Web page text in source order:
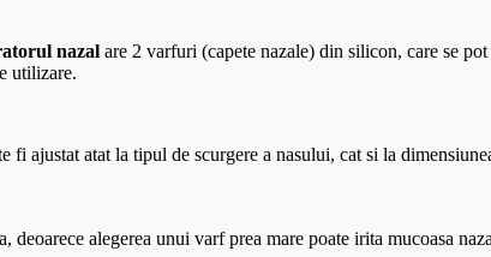
nazal are 2 varfuri (capete nazale) din silicon, care se
utilizare.
fi ajustat atat la tipul de scurgere a nasului, cat si la
alegerea unui varf prea mare poate irita mucoasa